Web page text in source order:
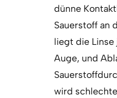
dünne
Sauerstoff an
liegt die
Auge, und
wird